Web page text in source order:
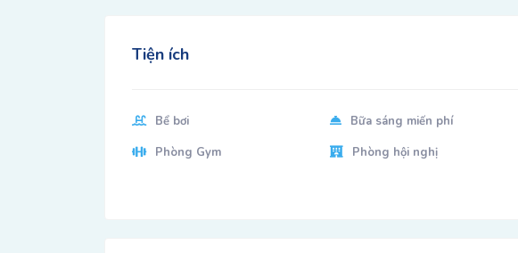
Tiện ích
Bể bơi Bữa sáng miến phí
Phòng Gym
Phòng hội nghị